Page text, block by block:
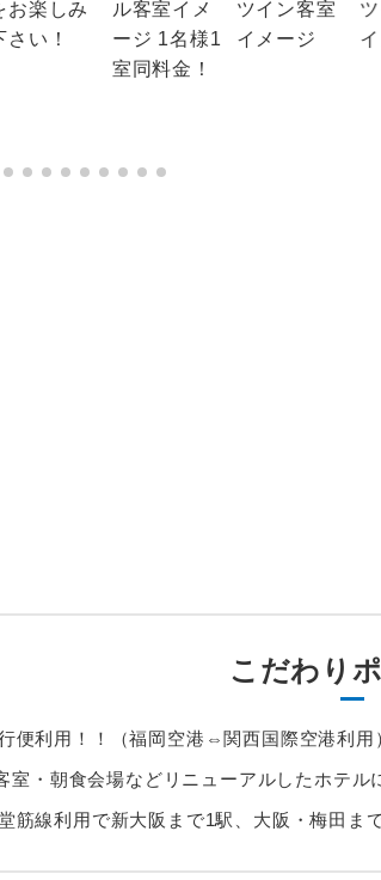
こだわり
便利用！！（福岡空港⇔関西国際空港利用
室・朝食会場などリニューアルしたホテル
筋線利用で新大阪まで1駅、大阪・梅田ま